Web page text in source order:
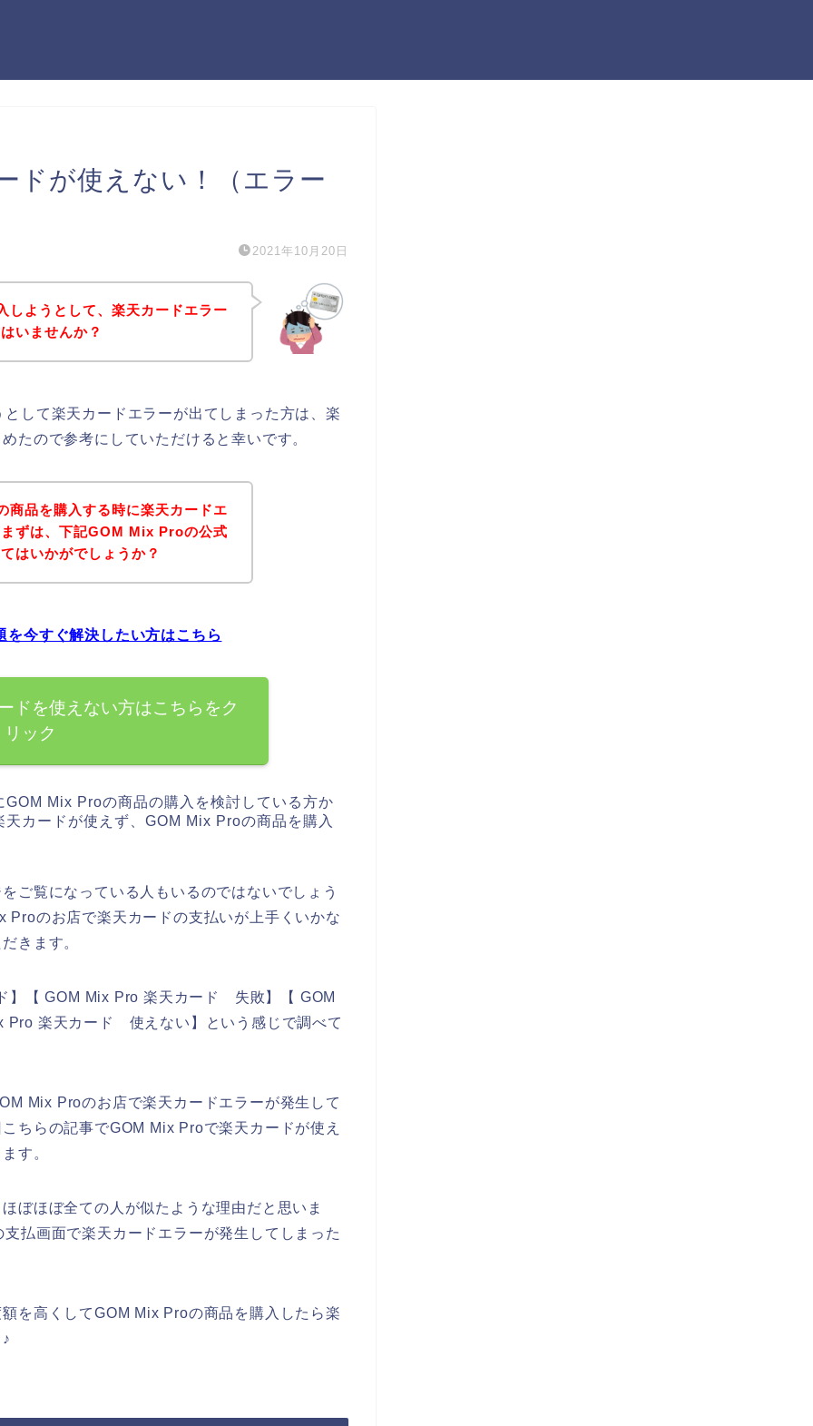
ドが使えない！（エラー
2021年10月20日
ようとして、楽天カードエラー
いませんか？
して楽天カードエラーが出てしまった方は、楽
たので参考にしていただけると幸いです。
品を購入する時に楽天カードエ
ずは、下記GOM Mix Proの公式
はいかがでしょうか？
今すぐ解決したい方はこちら
ドを使えない方はこちらをク
リック
Mix Proの商品の購入を検討している方か
カードが使えず、GOM Mix Proの商品を購入
ご覧になっている人もいるのではないでしょう
Proのお店で楽天カードの支払いが上手くいかな
きます。
】【 GOM Mix Pro 楽天カード 失敗】【 GOM
楽天カード 使えない】という感じで調べて
Mix Proのお店で楽天カードエラーが発生して
ちらの記事でGOM Mix Proで楽天カードが使え
す。
ぼほぼ全ての人が似たような理由だと思いま
払画面で楽天カードエラーが発生してしまった
を高くしてGOM Mix Proの商品を購入したら楽